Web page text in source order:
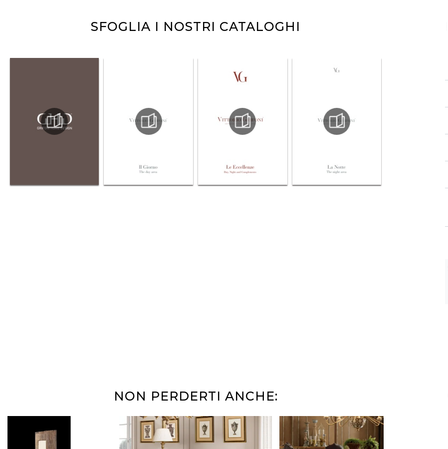
SFOGLIA I NOSTRI CATALOGHI
NON PERDERTI ANCHE: